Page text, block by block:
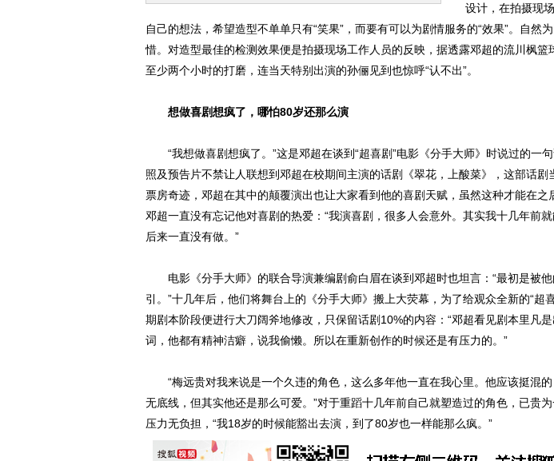
设计，在拍摄现
自己的想法，希望造型不单单只有“笑果”，而要有可以为剧情服务的“效果”。自然
惜。对造型最佳的检测效果便是拍摄现场工作人员的反映，据透露邓超的流川枫篮
至少两个小时的打磨，连当天特别出演的孙俪见到也惊呼“认不出”。
想做喜剧想疯了，哪怕80岁还那么演
“我想做喜剧想疯了。”这是邓超在谈到“超喜剧”电影《分手大师》时说过的一
照及预告片不禁让人联想到邓超在校期间主演的话剧《翠花，上酸菜》，这部话剧
票房奇迹，邓超在其中的颠覆演出也让大家看到他的喜剧天赋，虽然这种才能在之
邓超一直没有忘记他对喜剧的热爱：“我演喜剧，很多人会意外。其实我十几年前
后来一直没有做。”
电影《分手大师》的联合导演兼编剧俞白眉在谈到邓超时也坦言：“最初是被他
引。”十几年后，他们将舞台上的《分手大师》搬上大荧幕，为了给观众全新的“超
期剧本阶段便进行大刀阔斧地修改，只保留话剧10%的内容：“邓超看见剧本里凡
词，他都有精神洁癖，说我偷懒。所以在重新创作的时候还是有压力的。”
“梅远贵对我来说是一个久违的角色，这么多年他一直在我心里。他应该挺混的
无底线，但其实他还是那么可爱。”对于重蹈十几年前自己就塑造过的角色，已贵
压力无负担，“我18岁的时候能豁出去演，到了80岁也一样能那么疯。”